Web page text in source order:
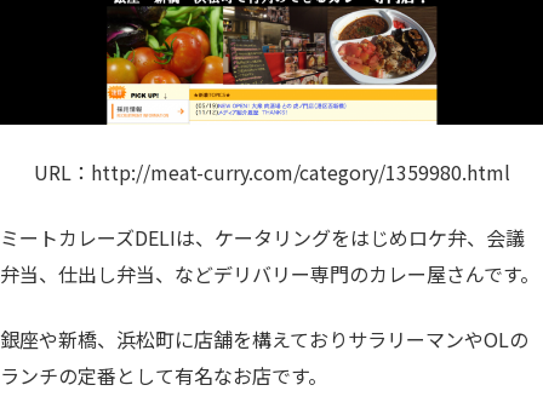
URL： http://meat-curry.com/category/1359980.html
ミートカレーズDELIは、ケータリングをはじめロケ弁、会議
弁当、仕出し弁当、などデリバリー専門のカレー屋さんです。
銀座や新橋、浜松町に店舗を構えておりサラリーマンやOLの
ランチの定番として有名なお店です。